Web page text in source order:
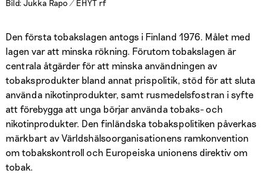
Bild: Jukka Rapo / EHYT rf
Den första tobakslagen antogs i Finland 1976. Målet med
lagen var att minska rökning. Förutom tobakslagen är
centrala åtgärder för att minska användningen av
tobaksprodukter bland annat prispolitik, stöd för att sluta
använda nikotinprodukter, samt rusmedelsfostran i syfte
att förebygga att unga börjar använda tobaks- och
nikotinprodukter. Den finländska tobakspolitiken påverkas
märkbart av Världshälsoorganisationens ramkonvention
om tobakskontroll och Europeiska unionens direktiv om
tobak.